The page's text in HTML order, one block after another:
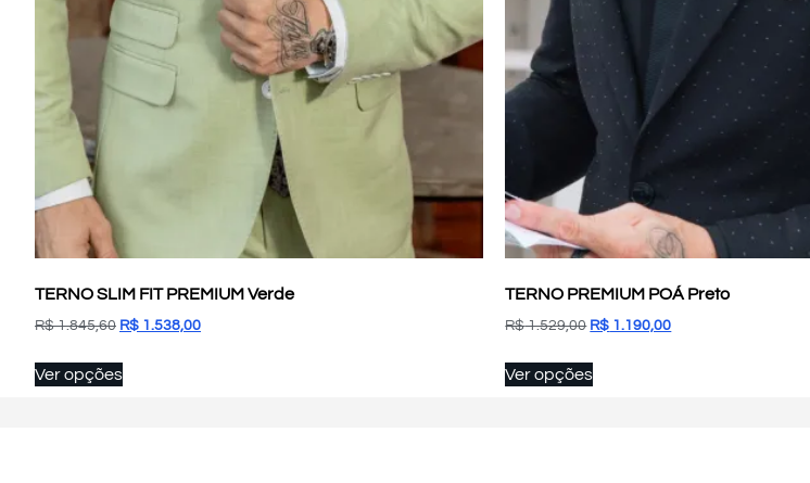
TERNO SLIM FIT PREMIUM Verde
R$1.845,60 R$ 1.538,00
Ver opções
TERNO PREMIUM POÁ Preto
R$1.529,00 R$ 1.190,00
Ver opções